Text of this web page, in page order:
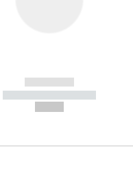
------------
----------- -----------